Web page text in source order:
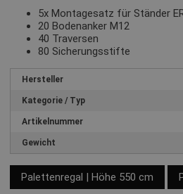
5x Montagesatz für Ständer
20 Bodenanker M12
40 Traversen
80 Sicherungsstifte
Hersteller
Kategorie / Typ
Artikelnummer
Gewicht
Palettenregal | Höhe 550 cm